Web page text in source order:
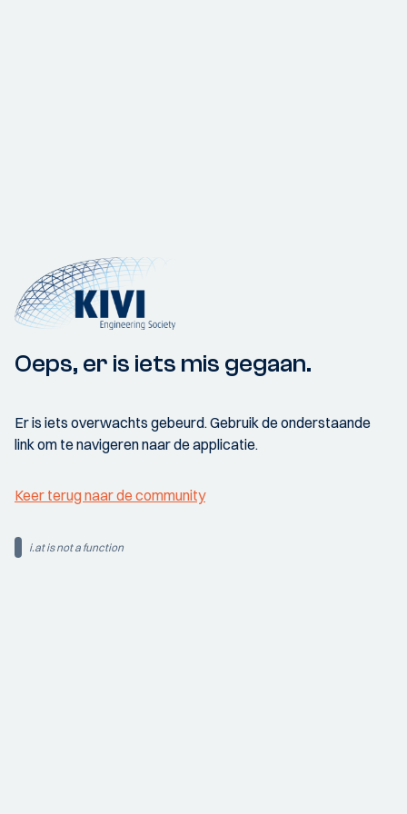
Oeps, er is iets mis gegaan.
Er is iets overwachts gebeurd. Gebruik de onderstaande
link om te navigeren naar de applicatie.
Keer terug naar de community
i.at is not a function